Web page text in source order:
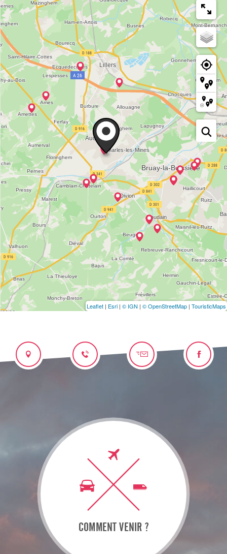
Leaflet | Esri | © IGN | © OpenStreetMap | TouristicMaps
COMMENT VENIR ?